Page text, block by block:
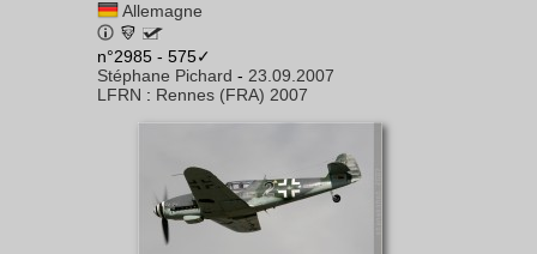
Allemagne
n°2985 - 575✓
Stéphane Pichard - 23.09.2007
LFRN : Rennes (FRA) 2007